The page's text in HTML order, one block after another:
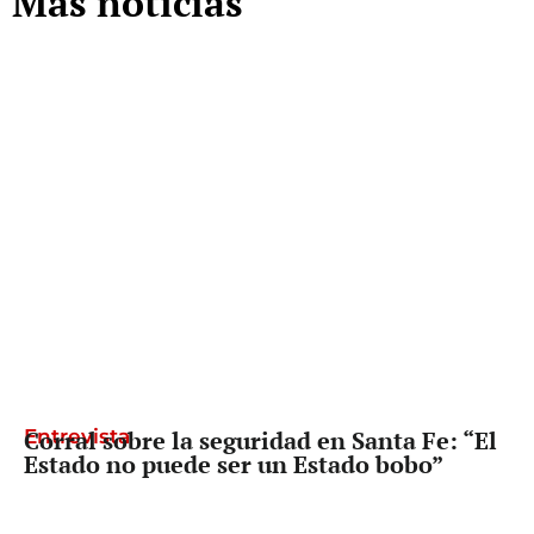
Entrevista
Corral sobre la seguridad en Santa Fe: “El
Estado no puede ser un Estado bobo”